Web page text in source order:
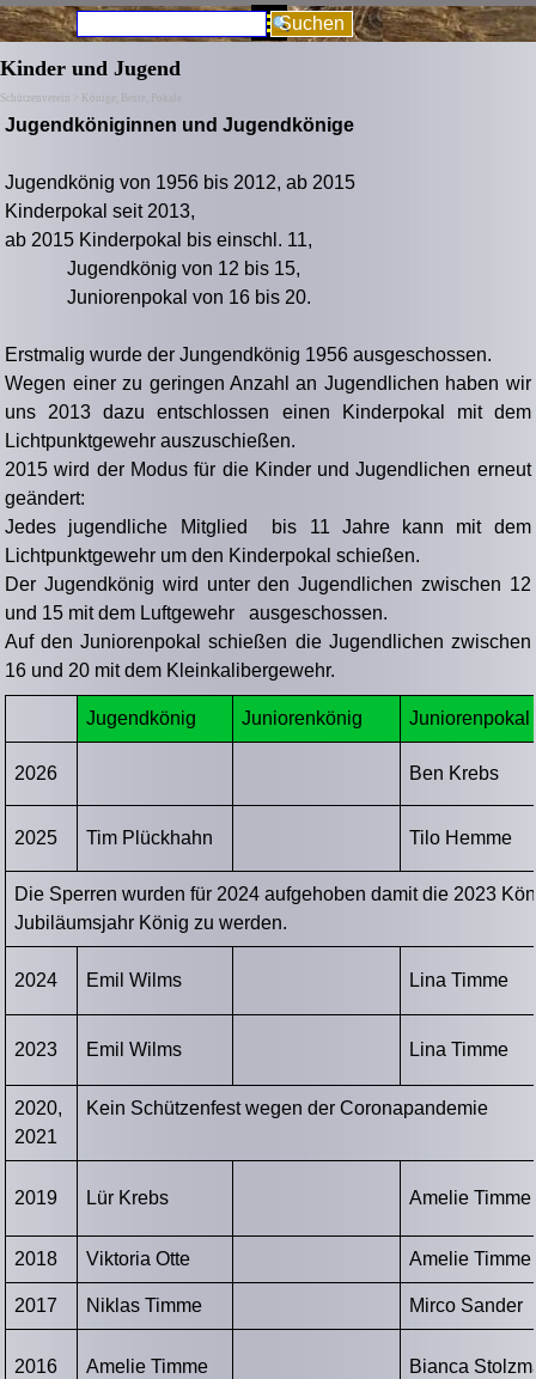
Direkt zum SeiteninhaltMenü überspringen
Suchen
Kinder und Jugend
Schützenverein > Könige, Beste, Pokale
Jugendköniginnen und Jugendkönige
Jugendkönig von 1956 bis 2012, ab 2015
Kinderpokal seit 2013,
ab 2015 Kinderpokal bis einschl. 11,
Jugendkönig von 12 bis 15,
Juniorenpokal von 16 bis 20.
Erstmalig wurde der Jungendkönig 1956 ausgeschossen.
Wegen einer zu geringen Anzahl an Jugendlichen haben wir
uns 2013 dazu entschlossen einen Kinderpokal mit dem
Lichtpunktgewehr auszuschießen.
2015 wird der Modus für die Kinder und Jugendlichen erneut
geändert:
Jedes jugendliche Mitglied bis 11 Jahre kann mit dem
Lichtpunktgewehr um den Kinderpokal schießen.
Der Jugendkönig wird unter den Jugendlichen zwischen 12
und 15 mit dem Luftgewehr ausgeschossen.
Auf den Juniorenpokal schießen die Jugendlichen zwischen
16 und 20 mit dem Kleinkalibergewehr.
Jugendkönig Juniorenkönig Juniorenpokal
2026 Ben Krebs
2025 Tim Plückhahn Tilo Hemme
Die Sperren wurden für 2024 aufgehoben damit die 2023
Jubiläumsjahr König zu werden.
2024 Emil Wilms Lina Timme
2023 Emil Wilms Lina Timme
2020,
2021
Kein Schützenfest wegen der Coronapandemie
2019 Lür Krebs Amelie Timme
2018 Viktoria Otte Amelie Timme
2017 Niklas Timme Mirco Sander
2016 Amelie Timme Bianca